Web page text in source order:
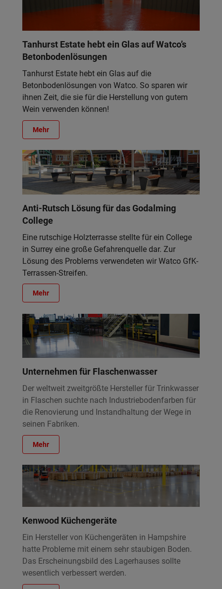
Tanhurst Estate hebt ein Glas auf Watco’s
Betonbodenlösungen
Tanhurst Estate hebt ein Glas auf die
Betonbodenlösungen von Watco. So sparen wir
ihnen Zeit, die sie für die Herstellung von gutem
Wein verwenden können!
Mehr
Anti-Rutsch Lösung für das Godalming
College
Eine rutschige Holzterrasse stellte für ein College
in Surrey eine große Gefahrenquelle dar. Zur
Lösung des Problems verwendeten wir Watco GfK-
Terrassen-Streifen.
Mehr
Unternehmen für Flaschenwasser
Der weltweit zweitgrößte Hersteller für Trinkwasser
in Flaschen suchte nach Industriebodenfarben für
die Renovierung und Instandhaltung der Wege in
seinen Fabriken.
Mehr
Kenwood Küchengeräte
Ein Hersteller von Küchengeräten in Hampshire
hatte Probleme mit einem sehr staubigen Boden.
Das Erscheinungsbild des Lagerhauses sollte
wesentlich verbessert werden.